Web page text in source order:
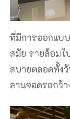
ที่มีการออกแบ
สมัย รายล้อมไ
สบายตลอดทั้ง
ลานจอดรถกว้า